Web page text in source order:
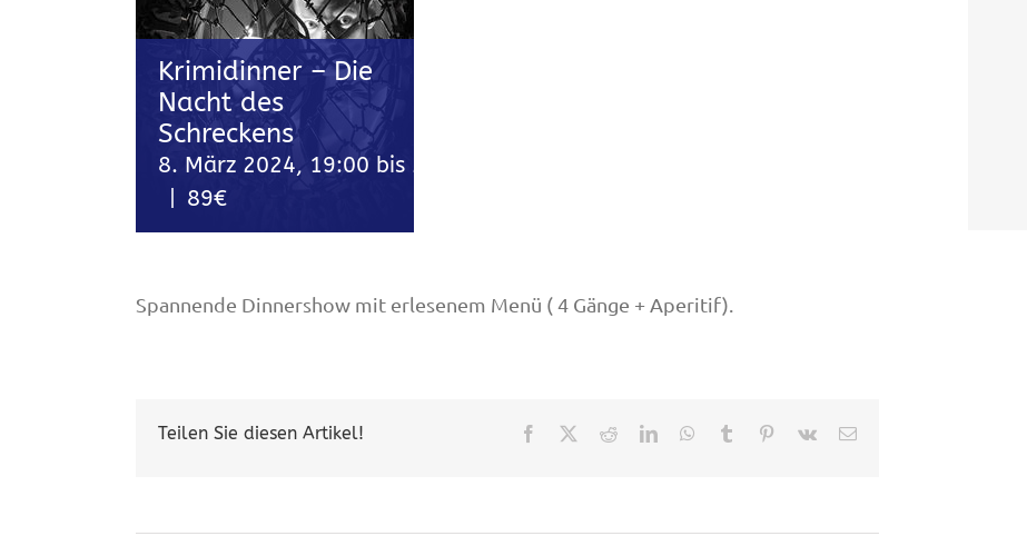
Krimidinner – Die
Nacht des
Schreckens
8. März 2024, 19:00 bis 23:00
89€
Spannende Dinnershow mit erlesenem Menü ( 4 Gänge + Aperitif).
Teilen Sie diesen Artikel! Facebook RedditLinkedInWhatsApp
Tumblr Pinterest
Vk
E-